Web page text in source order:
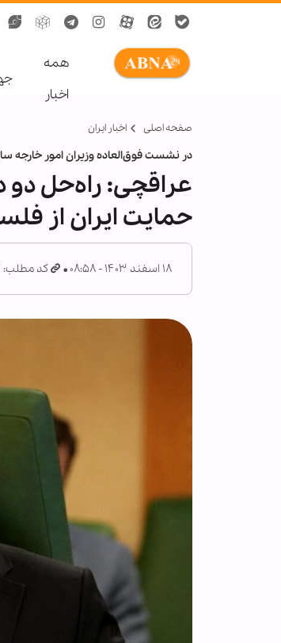
همه
اخبار
صفحه اصلی اخبار ایران
در نشست فوق‌العاده وزیران امور خارجه
عراقچی: راه‌حل دو
حمایت ایران از
۱۸ اسفند ۱۴۰۳ - ۰۸:۵۸ کد مطلب: 1541065